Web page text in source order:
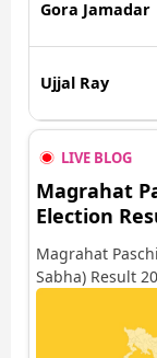
Gora Jamadar
Ujjal Ray
LIVE BLOG
Magrahat
Election
Magrahat
Sabha) Result
2026 की गिनती
पश्चिम सीट पर
ही पाइए इस सीट